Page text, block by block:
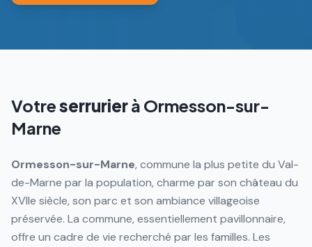
Votreserrurierà Ormesson-sur-
Marne
Ormesson-sur-Marne, commune la plus petite du Val-
de-Marne par la population, charme par son château du
XVIIe siècle, son parc et son ambiance villageoise
préservée. La commune, essentiellement pavillonnaire,
offre un cadre de vie recherché par les familles. Les